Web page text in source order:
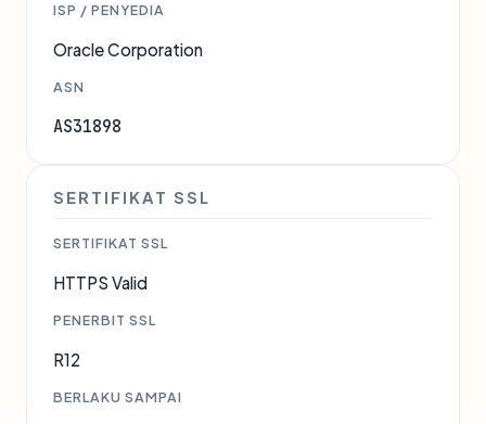
ISP / PENYEDIA
Oracle Corporation
ASN
AS31898
SERTIFIKAT SSL
SERTIFIKAT SSL
HTTPS Valid
PENERBIT SSL
R12
BERLAKU SAMPAI